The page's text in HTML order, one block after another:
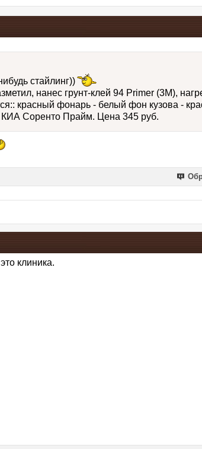
стайлинг))
нанес грунт-клей 94 Primer (3M),
красный фонарь - белый фон кузова -
Соренто Прайм. Цена 345 руб.
клиника.